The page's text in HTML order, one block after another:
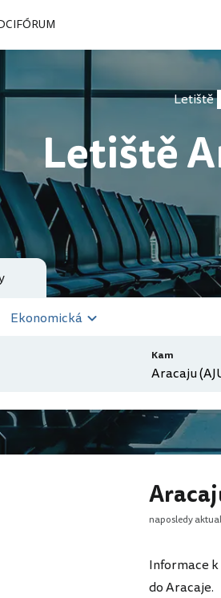
FÓRUM
Letiště
Letiště
Ekonomická
Kam
naposledy
Informace
do Aracaje.